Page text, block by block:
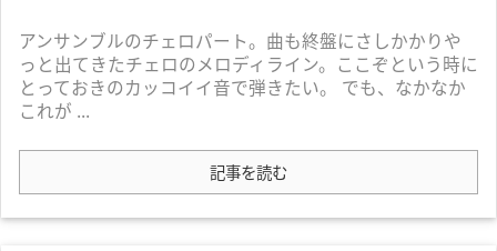
アンサンブルのチェロパート。曲も終盤にさしかかりや
っと出てきたチェロのメロディライン。ここぞという時に
とっておきのカッコイイ音で弾きたい。 でも、なかなか
これが ...
記事を読む